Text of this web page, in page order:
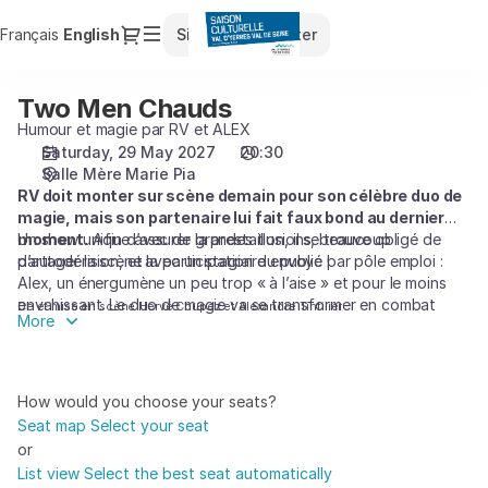
Français Current
English Dialog
Sign in Register
selection
Marie
Pia
29.05.2027
20:30
Two
Men
Chauds]
Culturelle
du
Val
d'Yerres
Two
Men
Chauds
Two Men Chauds
Humour et magie par RV et ALEX
Saturday, 29 May 2027
20:30
Salle Mère Marie Pia
RV doit monter sur scène demain pour son célèbre duo de
magie, mais son partenaire lui fait faux bond au dernier
moment.Afin d’assurer la prestation, il se trouve obligé de
partager la scène avec un stagiaire envoyé par pôle emploi :
Alex, un énergumène un peu trop « à l’aise » et pour le moins
envahissant. Le duo de magie va se transformer en combat
désespéré pour « sauver » le spectacle…
Un show unique avec de grandes illusions, beaucoup
d’autodérision, et la participation du public !
De et mise en scène Hervé Coupez et Alexandre Tintilier
More
How would you choose your seats?
Seat map Select your seat
or
List view Select the best seat automatically